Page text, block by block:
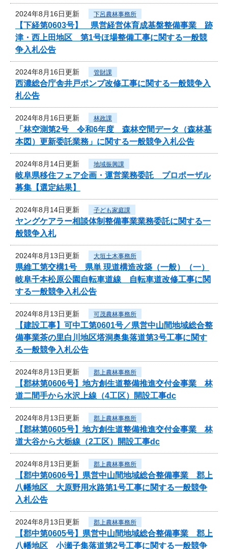
2024年8月16日更新 下呂農林事務所
【下経第0603号】 県営経営体育成基盤整備事業 跡
津・西上田地区 第1号ほ場整備工事に関する一般競
争入札公告
2024年8月16日更新 管財課
西濃総合庁舎井戸ポンプ改修工事に関する一般競争入
札公告
2024年8月16日更新 林政課
「林空測第2号 令和6年度 森林空間データ（森林基
本図）更新委託業務」に関する一般競争入札公告
2024年8月14日更新 地域振興課
岐阜県移住フェア企画・運営業務委託 プロポーザル
募集【選定結果】
2024年8月14日更新 子ども家庭課
ヤングケアラー相談体制整備事業業務委託に関する一
般競争入札
2024年8月13日更新 大垣土木事務所
県維工第交構1号 県単 現道構造改築（一般）（一）
岐阜千本松原公園自転車道線 自転車道改修工事に関
する一般競争入札公告
2024年8月13日更新 可茂農林事務所
【建設工事】可中工第0601号／県営中山間地域総合整
備事業茶の里白川地区塔洞奥集落道第3号工事に関す
る一般競争入札公告
2024年8月13日更新 郡上農林事務所
【郡林第0606号】地方創生道整備推進交付金事業 林
道二間手から水沢上線（4工区）開設工事dc
2024年8月13日更新 郡上農林事務所
【郡林第0605号】地方創生道整備推進交付金事業 林
道大谷から大栃線（2工区）開設工事dc
2024年8月13日更新 郡上農林事務所
【郡中第0606号】県営中山間地域総合整備事業 郡上
八幡地区 大原野用水路第1号工事に関する一般競争
入札公告
2024年8月13日更新 郡上農林事務所
【郡中第0605号】県営中山間地域総合整備事業 郡上
八幡地区 小瀬子集落道第2号工事に関する一般競争